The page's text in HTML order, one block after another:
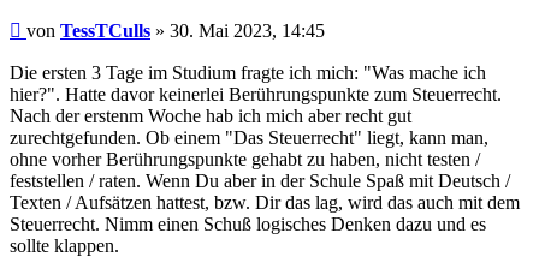
Beitrag
von TessTCulls » 30. Mai 2023, 14:45
Die ersten 3 Tage im Studium fragte ich mich: "Was mache ich
hier?". Hatte davor keinerlei Berührungspunkte zum Steuerrecht.
Nach der erstenm Woche hab ich mich aber recht gut
zurechtgefunden. Ob einem "Das Steuerrecht" liegt, kann man,
ohne vorher Berührungspunkte gehabt zu haben, nicht testen /
feststellen / raten. Wenn Du aber in der Schule Spaß mit Deutsch /
Texten / Aufsätzen hattest, bzw. Dir das lag, wird das auch mit dem
Steuerrecht. Nimm einen Schuß logisches Denken dazu und es
sollte klappen.